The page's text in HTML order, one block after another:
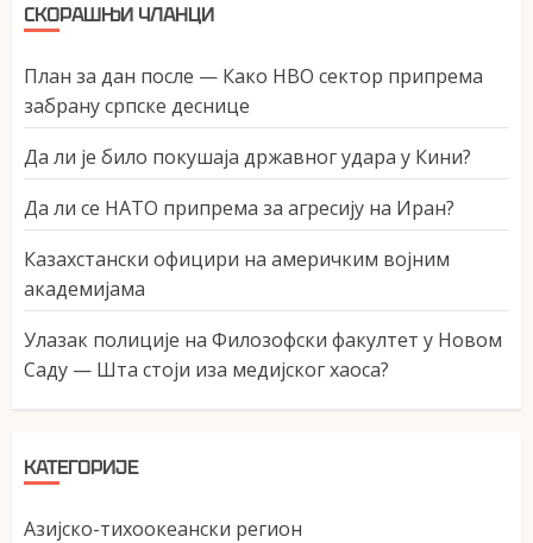
СКОРАШЊИ ЧЛАНЦИ
План за дан после — Како НВО сектор припрема
забрану српске деснице
Да ли је било покушаја државног удара у Кини?
Да ли се НАТО припрема за агресију на Иран?
Казахстански официри на америчким војним
академијама
Улазак полиције на Филозофски факултет у Новом
Саду — Шта стоји иза медијског хаоса?
КАТЕГОРИЈЕ
Азијско-тихоокеански регион